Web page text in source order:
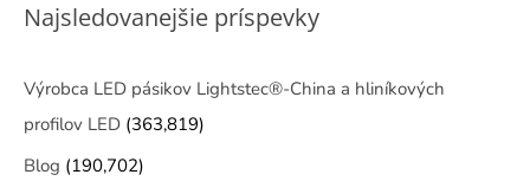
Najsledovanejšie príspevky
Výrobca LED pásikov Lightstec®-China a hliníkových
profilov LED (363,819)
Blog (190,702)